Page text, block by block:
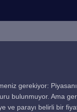
gerekiyor:
bulunmuyor. Ama
parayı belirli bir